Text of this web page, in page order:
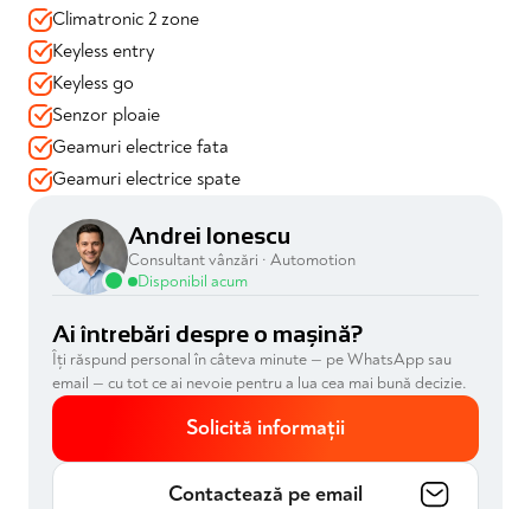
✔️Drive Mode SelectIon: Sistem asistare la rulare: selectie
mod conducere
✔️Geamuri electrice fata/spate
Design & Tehnologie:
✔️Faruri cu LED
✔️Proiectoare ceata
📍 Mașina se vinde cu garanție 12 luni valabilă și toate
📍 Disponibilă imediat prin Automotion – achiziție în
siguranță, consultanță dedicată, soluții de finanțare
adaptate
Climatronic 2 zone
Keyless entry
Keyless go
Senzor ploaie
Geamuri electrice fata
Geamuri electrice spate
Andrei Ionescu
Consultant vânzări · Automotion
Disponibil acum
Ai întrebări despre o mașină?
Îți răspund personal în câteva minute — pe WhatsApp sau
email — cu tot ce ai nevoie pentru a lua cea mai bună decizie.
Solicită informații
Contactează pe email